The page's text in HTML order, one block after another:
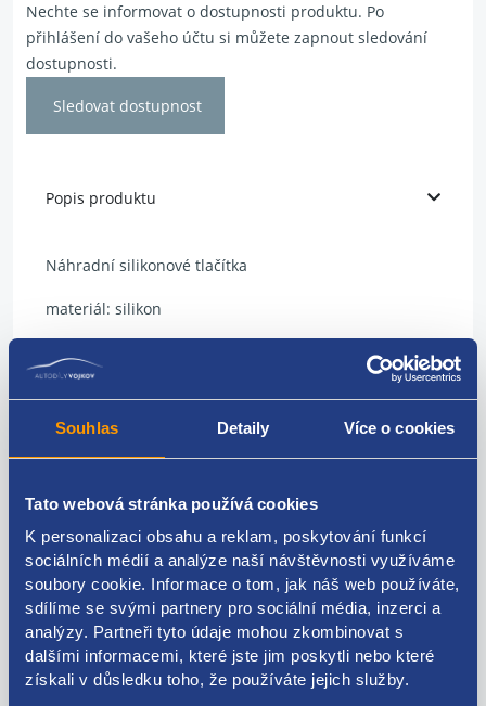
Souhlas Detaily Více o cookies
Tato webová stránka používá cookies
K personalizaci obsahu a reklam, poskytování funkcí
sociálních médií a analýze naší návštěvnosti využíváme
soubory cookie. Informace o tom, jak náš web používáte,
sdílíme se svými partnery pro sociální média, inzerci a
analýzy. Partneři tyto údaje mohou zkombinovat s
dalšími informacemi, které jste jim poskytli nebo které
získali v důsledku toho, že používáte jejich služby.
Nechte se informovat o dostupnosti produktu. Po
přihlášení do vašeho účtu si můžete zapnout sledování
dostupnosti.
Sledovat dostupnost
Popis produktu
Náhradní silikonové tlačítka
materiál: silikon
Kódy produktu
OBKLIDUC
Použitelné pro vozy
Fiat Doblo 2009 -
Fiat Ducato 2006-
Peugeot Boxer 2006-